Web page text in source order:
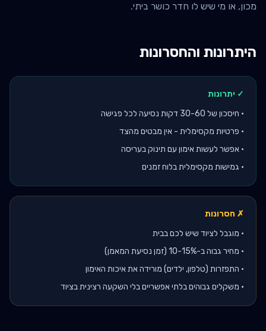
מכון, או מי שיש לו חדר כושר ביתי.
היתרונות והחסרונות
✓ יתרונות
• חיסכון של 30-60 דקות נסיעה לכל פגישה
• פרטיות מקסימלית - אין מבטים מהצד
• אפשר לעשות אימון עם תינוק בעריסה
• גמישות מקסימלית בלוח זמנים
✗ חסרונות
• מוגבל לציוד שיש לכם בבית
• מחיר גבוה ב-10-15% (זמן נסיעת המאמן)
• התפזרות (טלפון, ילדים) מורידה את איכות האימון
• משקלים גבוהים בלתי אפשריים בלי השקעה רצינית בציוד